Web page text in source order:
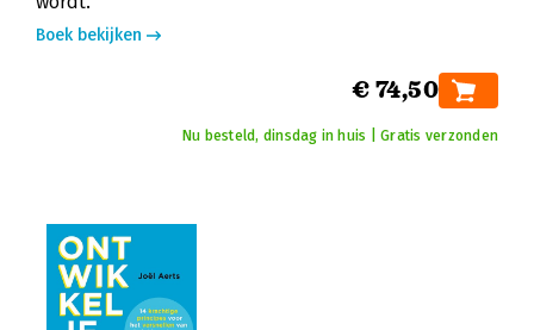
Boek bekijken
€ 74,50
Nu besteld, dinsdag in huis | Gratis verzonden